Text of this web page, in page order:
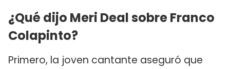
¿Qué dijo Meri Deal sobre Franco
Colapinto?
Primero, la joven cantante aseguró que